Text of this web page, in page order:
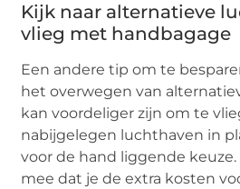
Kijk naar alternatieve
vlieg met handbagage
Een andere tip om te
het overwegen van
kan voordeliger zijn om te
nabijgelegen luchthaven in
voor de hand liggende
mee dat je de extra kosten